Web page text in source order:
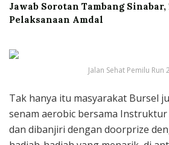
Jawab Sorotan Tambang
Pelaksanaan Amdal
Jalan Sehat Pemilu Run
Tak hanya itu masyarakat Bursel
senam aerobic bersama Instruktur
dan dibanjiri dengan doorprize